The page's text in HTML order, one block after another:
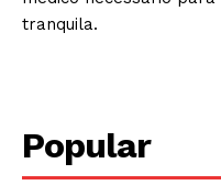
tranquila.
Popular